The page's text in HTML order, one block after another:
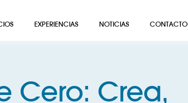
EXPERIENCIAS NOTICIAS CONTACTO
Cero: Crea,